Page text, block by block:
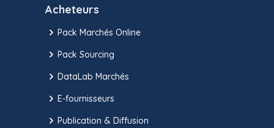
Acheteurs
Pack Marchés Online
Pack Sourcing
DataLab Marchés
E-fournisseurs
Publication & Diffusion